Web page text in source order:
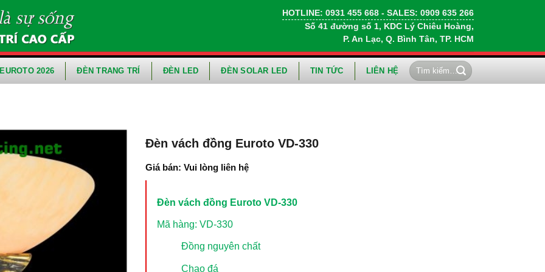
HOTLINE: 0931 455 668 - SALES: 0909 635 266
Số 41 đường số 1, KDC Lý Chiêu Hoàng,
P. An Lạc, Q. Bình Tân, TP. HCM
2026 ĐÈN TRANG TRÍ ĐÈN LED ĐÈN SOLAR LED TIN TỨC LIÊN HỆ
Tìm
kiếm:
Đèn vách đồng Euroto VD-330
Giá bán: Vui lòng liên hệ
Đèn vách đồng Euroto VD-330
Mã hàng: VD-330
Đồng nguyên chất
Chao đá